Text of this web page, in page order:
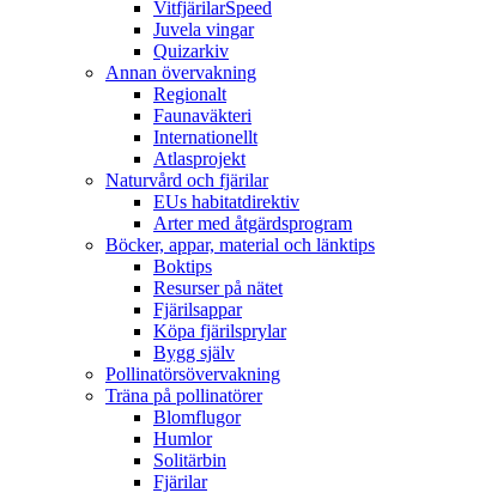
VitfjärilarSpeed
Juvela vingar
Quizarkiv
Annan övervakning
Regionalt
Faunaväkteri
Internationellt
Atlasprojekt
Naturvård och fjärilar
EUs habitatdirektiv
Arter med åtgärdsprogram
Böcker, appar, material och länktips
Boktips
Resurser på nätet
Fjärilsappar
Köpa fjärilsprylar
Bygg själv
Pollinatörsövervakning
Träna på pollinatörer
Blomflugor
Humlor
Solitärbin
Fjärilar